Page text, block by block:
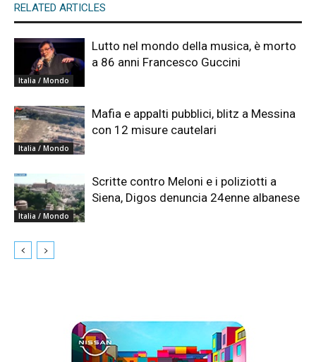
RELATED ARTICLES
Italia / Mondo
Lutto nel mondo della musica, è morto
a 86 anni Francesco Guccini
Italia / Mondo
Mafia e appalti pubblici, blitz a Messina
con 12 misure cautelari
Italia / Mondo
Scritte contro Meloni e i poliziotti a
Siena, Digos denuncia 24enne albanese